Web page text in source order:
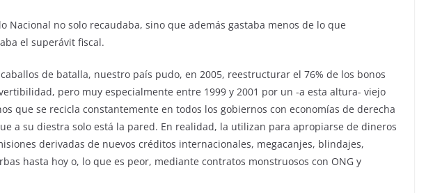
Nacional no solo recaudaba, sino que además gastaba menos de lo que
el superávit fiscal.
de batalla, nuestro país pudo, en 2005, reestructurar el 76% de los bonos
pero muy especialmente entre 1999 y 2001 por un -a esta altura- viejo
que se recicla constantemente en todos los gobiernos con economías de derecha
a su diestra solo está la pared. En realidad, la utilizan para apropiarse de dineros
derivadas de nuevos créditos internacionales, megacanjes, blindajes,
hasta hoy o, lo que es peor, mediante contratos monstruosos con ONG y